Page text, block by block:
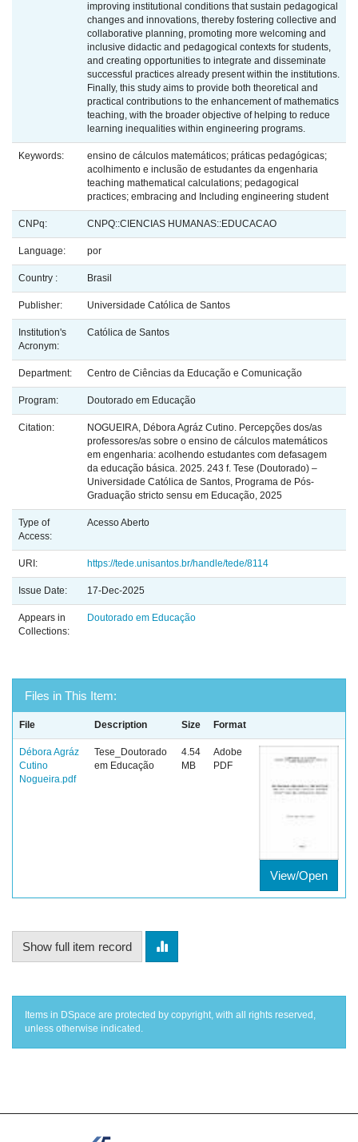
improving institutional conditions that sustain pedagogical
changes and innovations, thereby fostering collective and
collaborative planning, promoting more welcoming and
inclusive didactic and pedagogical contexts for students,
and creating opportunities to integrate and disseminate
successful practices already present within the institutions.
Finally, this study aims to provide both theoretical and
practical contributions to the enhancement of mathematics
teaching, with the broader objective of helping to reduce
learning inequalities within engineering programs.
Keywords:
ensino de cálculos matemáticos; práticas pedagógicas;
acolhimento e inclusão de estudantes da engenharia
teaching mathematical calculations; pedagogical
practices; embracing and Including engineering student
CNPq: CNPQ::CIENCIAS HUMANAS::EDUCACAO
Language: por
Country : Brasil
Publisher: Universidade Católica de Santos
Institution's
Acronym:
Católica de Santos
Department: Centro de Ciências da Educação e Comunicação
Program: Doutorado em Educação
Citation:
NOGUEIRA, Débora Agráz Cutino. Percepções dos/as
professores/as sobre o ensino de cálculos matemáticos
em engenharia: acolhendo estudantes com defasagem
da educação básica. 2025. 243 f. Tese (Doutorado) –
Universidade Católica de Santos, Programa de Pós-
Graduação stricto sensu em Educação, 2025
Type of
Access:
Acesso Aberto
URI: https://tede.unisantos.br/handle/tede/8114
Issue Date: 17-Dec-2025
Appears in
Collections:
Doutorado em Educação
Files in This Item:
File Description Size Format
Débora Agráz
Cutino
Nogueira.pdf
Tese_Doutorado
em Educação
4.54
MB
Adobe
PDF
View/Open
Show full item record
Items in DSpace are protected by copyright, with all rights reserved,
unless otherwise indicated.